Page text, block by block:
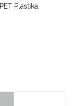
PET Plastika